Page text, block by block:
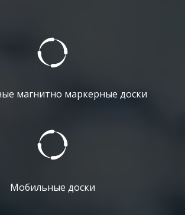
магнитно маркерные доски
Мобильные доски